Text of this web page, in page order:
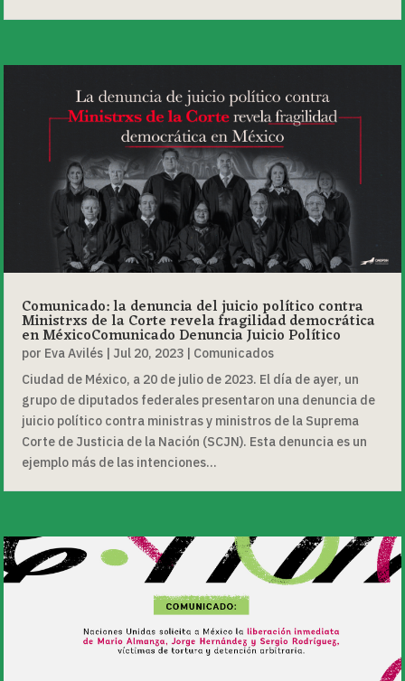
Comunicado: la denuncia del juicio político contra
Ministrxs de la Corte revela fragilidad democrática
en MéxicoComunicado Denuncia Juicio Político
por Eva Avilés | Jul 20, 2023 | Comunicados
Ciudad de México, a 20 de julio de 2023. El día de ayer, un
grupo de diputados federales presentaron una denuncia de
juicio político contra ministras y ministros de la Suprema
Corte de Justicia de la Nación (SCJN). Esta denuncia es un
ejemplo más de las intenciones...